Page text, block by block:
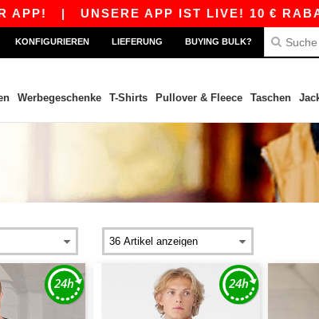
| UNSERE APP IST LIVE! 10 €
KONFIGURIEREN LIEFERUNG BUYING BULK?
Werbegeschenke T-Shirts Pullover & Fleece Taschen